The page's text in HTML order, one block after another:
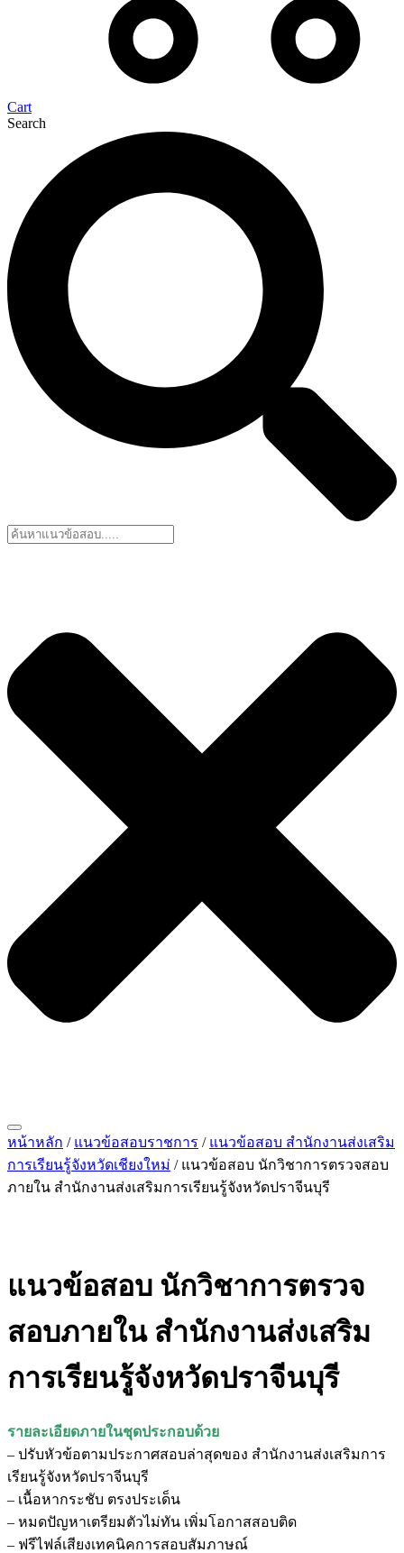
Cart
Search
หน้าหลัก / แนวข้อสอบราชการ / แนวข้อสอบ สำนักงานส่งเสริม
การเรียนรู้จังหวัดเชียงใหม่ / แนวข้อสอบ นักวิชาการตรวจสอบ
ภายใน สำนักงานส่งเสริมการเรียนรู้จังหวัดปราจีนบุรี
แนวข้อสอบ นักวิชาการตรวจ
สอบภายใน สำนักงานส่งเสริม
การเรียนรู้จังหวัดปราจีนบุรี
รายละเอียดภายในชุดประกอบด้วย
– ปรับหัวข้อตามประกาศสอบล่าสุดของ สำนักงานส่งเสริมการ
เรียนรู้จังหวัดปราจีนบุรี
– เนื้อหากระชับ ตรงประเด็น
– หมดปัญหาเตรียมตัวไม่ทัน เพิ่มโอกาสสอบติด
– ฟรีไฟล์เสียงเทคนิคการสอบสัมภาษณ์